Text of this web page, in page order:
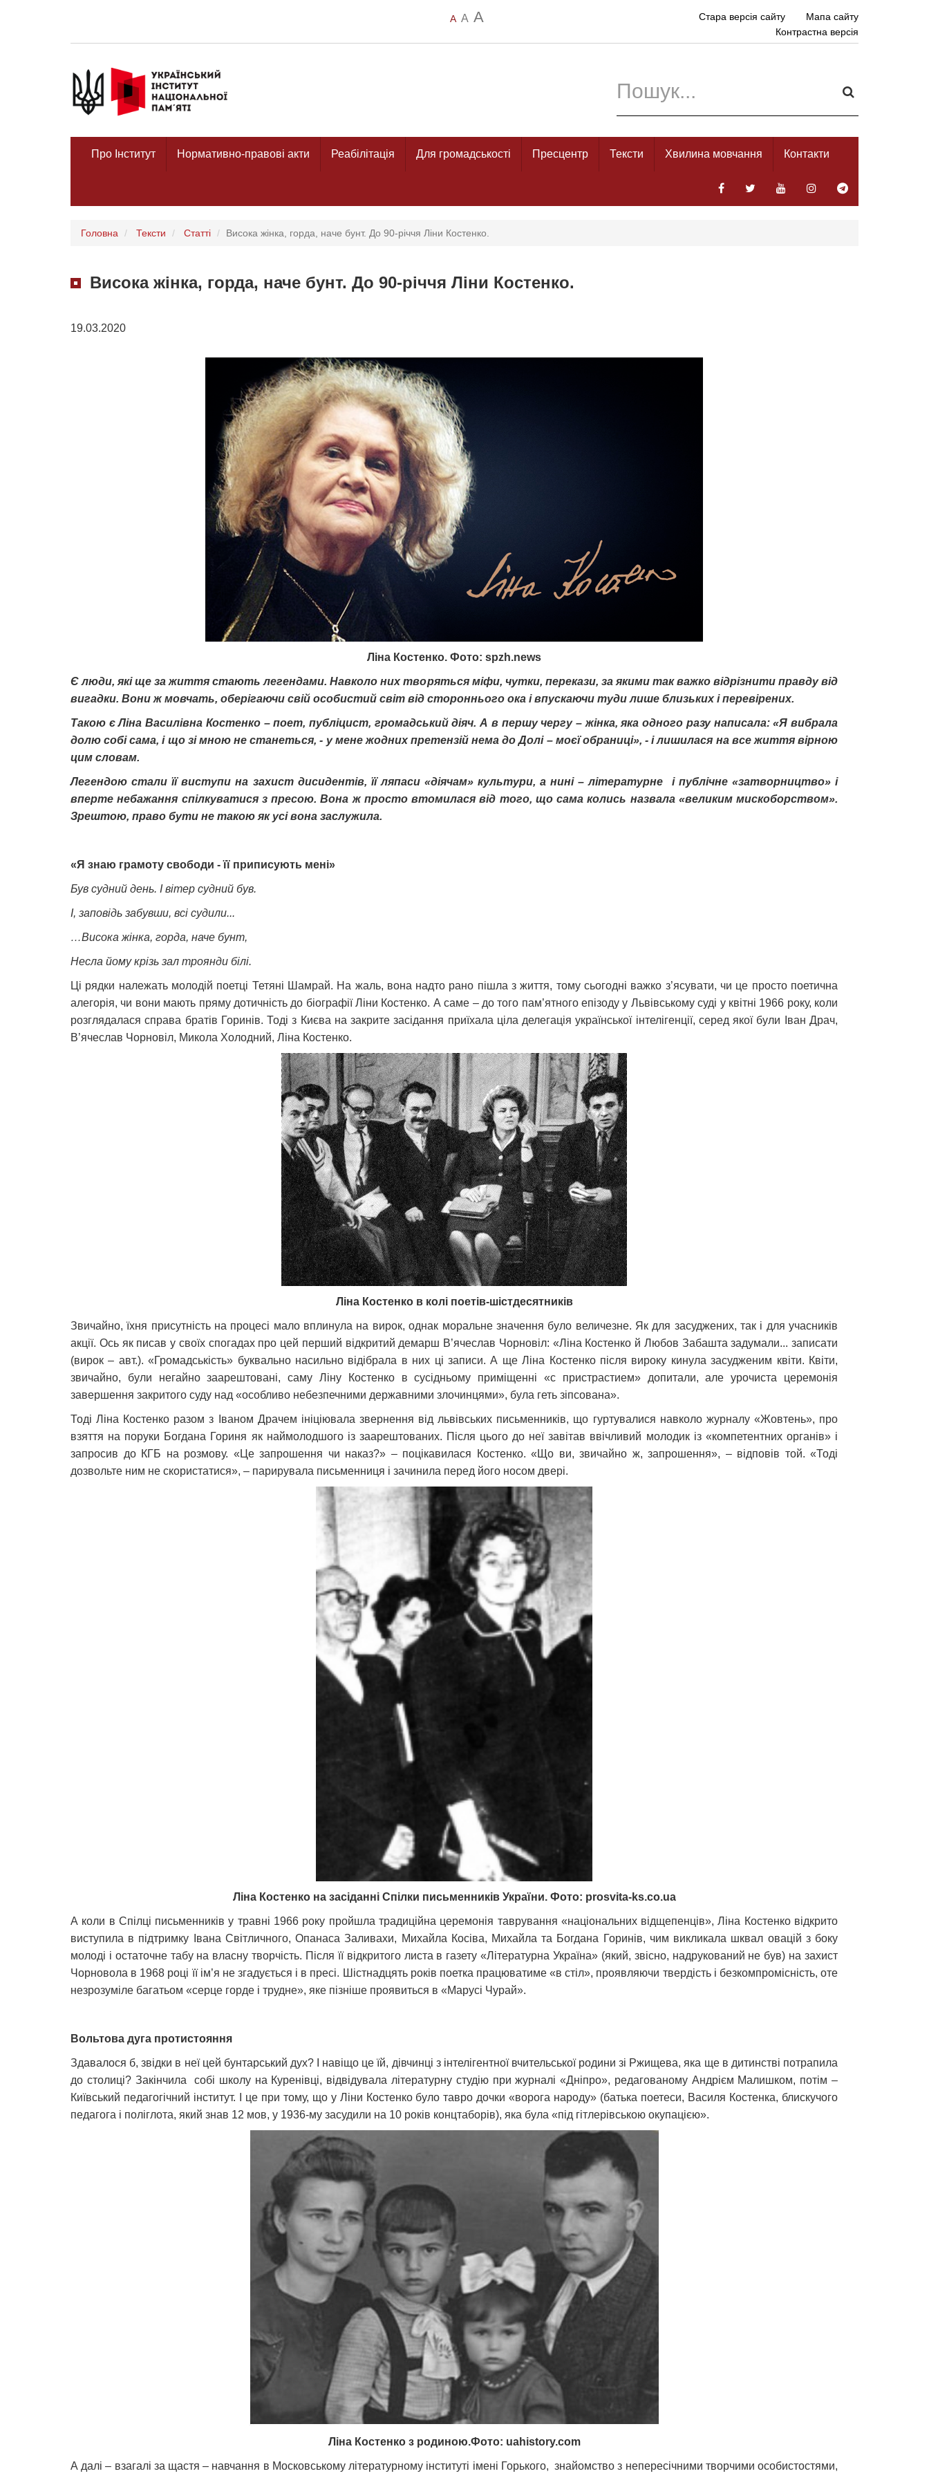
A A A Стара версія сайту
Мапа сайту
Контрастна версія
Про Інститут Нормативно-правові акти Реабілітація Для громадськості Пресцентр Тексти Хвилина мовчання Контакти
Головна Тексти Статті Висока жінка, горда, наче бунт. До 90-річчя Ліни Костенко.
Висока жінка, горда, наче бунт. До 90-річчя Ліни Костенко.
19.03.2020
Ліна Костенко. Фото: spzh.news
Є люди, які ще за життя стають легендами. Навколо них творяться міфи, чутки, перекази, за якими так важко відрізнити правду від
вигадки. Вони ж мовчать, оберігаючи свій особистий світ від стороннього ока і впускаючи туди лише близьких і перевірених.
Такою є Ліна Василівна Костенко – поет, публіцист, громадський діяч. А в першу чергу – жінка, яка одного разу написала: «Я вибрала
долю собі сама, і що зі мною не станеться, - у мене жодних претензій нема до Долі – моєї обраниці», - і лишилася на все життя вірною
цим словам.
Легендою стали її виступи на захист дисидентів, її ляпаси «діячам» культури, а нині – літературне і публічне «затворництво» і
вперте небажання спілкуватися з пресою. Вона ж просто втомилася від того, що сама колись назвала «великим мискоборством».
Зрештою, право бути не такою як усі вона заслужила.
«Я знаю грамоту свободи - її приписують мені»
Був судний день. І вітер судний був.
І, заповідь забувши, всі судили...
…Висока жінка, горда, наче бунт,
Несла йому крізь зал троянди білі.
Ці рядки належать молодій поетці Тетяні Шамрай. На жаль, вона надто рано пішла з життя, тому сьогодні важко з’ясувати, чи це просто поетична
алегорія, чи вони мають пряму дотичність до біографії Ліни Костенко. А саме – до того пам’ятного епізоду у Львівському суді у квітні 1966 року, коли
розглядалася справа братів Горинів. Тоді з Києва на закрите засідання приїхала ціла делегація української інтелігенції, серед якої були Іван Драч,
В’ячеслав Чорновіл, Микола Холодний, Ліна Костенко.
Ліна Костенко в колі поетів-шістдесятників
Звичайно, їхня присутність на процесі мало вплинула на вирок, однак моральне значення було величезне. Як для засуджених, так і для учасників
акції. Ось як писав у своїх спогадах про цей перший відкритий демарш В’ячеслав Чорновіл: «Ліна Костенко й Любов Забашта задумали... записати
(вирок – авт.). «Громадськість» буквально насильно відібрала в них ці записи. А ще Ліна Костенко після вироку кинула засудженим квіти. Квіти,
звичайно, були негайно заарештовані, саму Ліну Костенко в сусідньому приміщенні «с пристрастием» допитали, але урочиста церемонія
завершення закритого суду над «особливо небезпечними державними злочинцями», була геть зіпсована».
Тоді Ліна Костенко разом з Іваном Драчем ініціювала звернення від львівських письменників, що гуртувалися навколо журналу «Жовтень», про
взяття на поруки Богдана Гориня як наймолодшого із заарештованих. Після цього до неї завітав ввічливий молодик із «компетентних органів» і
запросив до КГБ на розмову. «Це запрошення чи наказ?» – поцікавилася Костенко. «Що ви, звичайно ж, запрошення», – відповів той. «Тоді
дозвольте ним не скористатися», – парирувала письменниця і зачинила перед його носом двері.
Ліна Костенко на засіданні Спілки письменників України. Фото: prosvita-ks.co.ua
А коли в Спілці письменників у травні 1966 року пройшла традиційна церемонія таврування «національних відщепенців», Ліна Костенко відкрито
виступила в підтримку Івана Світличного, Опанаса Заливахи, Михайла Косіва, Михайла та Богдана Горинів, чим викликала шквал овацій з боку
молоді і остаточне табу на власну творчість. Після її відкритого листа в газету «Літературна Україна» (який, звісно, надрукований не був) на захист
Чорновола в 1968 році її ім’я не згадується і в пресі. Шістнадцять років поетка працюватиме «в стіл», проявляючи твердість і безкомпромісність, оте
незрозуміле багатьом «серце горде і трудне», яке пізніше проявиться в «Марусі Чурай».
Вольтова дуга протистояння
Здавалося б, звідки в неї цей бунтарський дух? І навіщо це їй, дівчинці з інтелігентної вчительської родини зі Ржищева, яка ще в дитинстві потрапила
до столиці? Закінчила собі школу на Куренівці, відвідувала літературну студію при журналі «Дніпро», редагованому Андрієм Малишком, потім –
Київський педагогічний інститут. І це при тому, що у Ліни Костенко було тавро дочки «ворога народу» (батька поетеси, Василя Костенка, блискучого
педагога і поліглота, який знав 12 мов, у 1936-му засудили на 10 років концтаборів), яка була «під гітлерівською окупацією».
Ліна Костенко з родиною.Фото: uahistory.com
А далі – взагалі за щастя – навчання в Московському літературному інституті імені Горького, знайомство з непересічними творчими особистостями,